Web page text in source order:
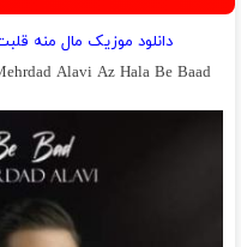
دانلود موزیک مال منه
Alavi Az Hala Be Baad